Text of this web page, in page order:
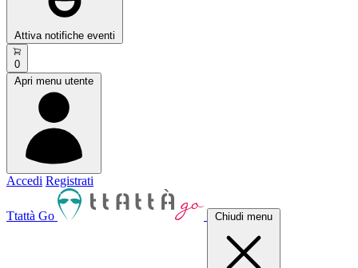
Attiva notifiche eventi
0
Apri menu utente
Accedi Registrati
Ttattà Go Chiudi menu